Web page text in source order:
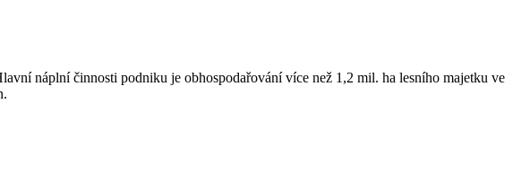
náplní činnosti podniku je obhospodařování více než 1,2 mil. ha lesního majetku ve